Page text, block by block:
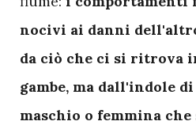
nocivi ai danni
da ciò che ci si ritrova
gambe, ma dall'indole
maschio o femmina che